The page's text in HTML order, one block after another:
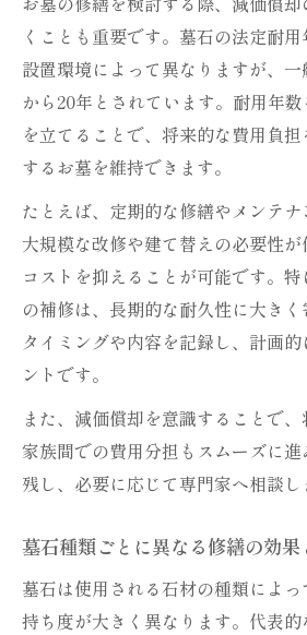
くことも重要です。墓石の法定耐
設置環境によって異なりますが、
から20年とされています。耐用年
を立てることで、将来的な費用負
するお墓を維持できます。
たとえば、定期的な修繕やメンテナ
大規模な改修や建て替えの必要性
コストを抑えることが可能です。
の補修は、長期的な耐久性に大き
タイミングや内容を記録し、計画
ントです。
また、減価償却を意識することで
家族間での費用分担もスムーズに
残し、必要に応じて専門家へ相談し
墓石種類ごとに異なる修繕の効
墓石は使用される石材の種類によ
持ち度が大きく異なります。代表的